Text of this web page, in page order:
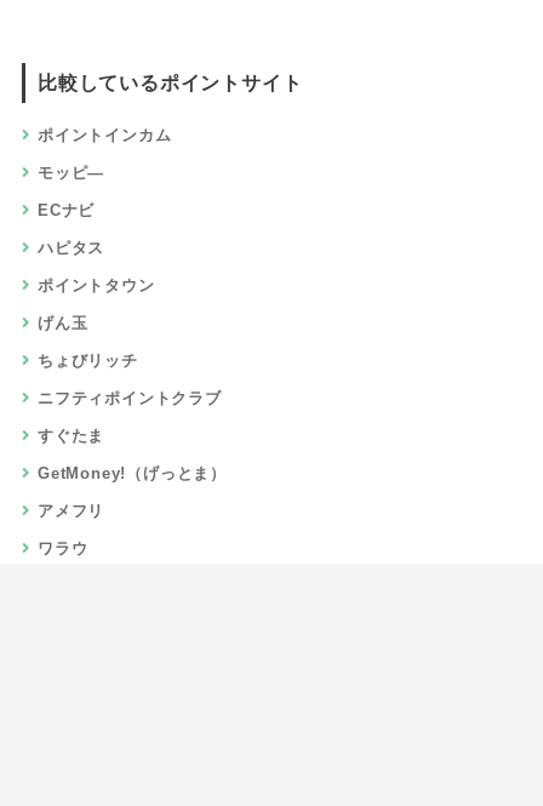
比較しているポイントサイト
ポイントインカム
モッピ―
ECナビ
ハピタス
ポイントタウン
げん玉
ちょびリッチ
ニフティポイントクラブ
すぐたま
GetMoney!（げっとま）
アメフリ
ワラウ